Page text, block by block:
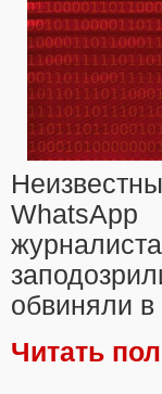
обвиняли
Читать